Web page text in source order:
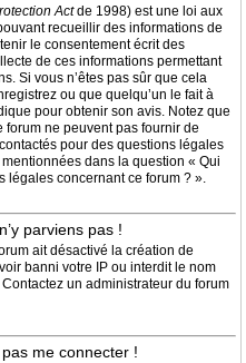
Actde 1998) est une loi aux
recueillir des informations de
le consentement écrit des
de ces informations permettant
Si vous n’êtes pas sûr que cela
ou que quelqu’un le fait à
pour obtenir son avis. Notez que
ne peuvent pas fournir de
pour des questions légales
dans la question « Qui
légales concernant ce forum ? ».
parviens pas !
ait désactivé la création de
banni votre IP ou interdit le nom
un administrateur du forum
me connecter !